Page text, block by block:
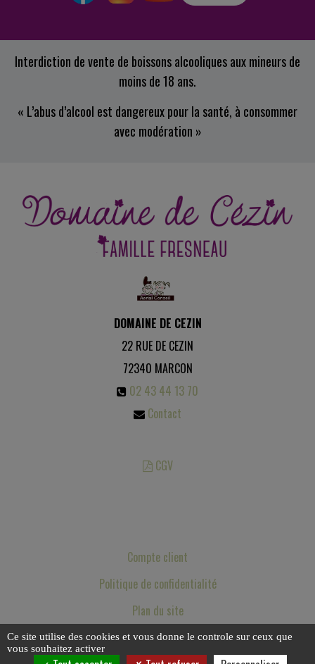
Interdiction de vente de boissons alcooliques aux mineurs de
moins de 18 ans.
« L’abus d’alcool est dangereux pour la santé, à consommer
avec modération »
DOMAINE DE CEZIN
22 RUE DE CEZIN
72340 MARCON
02 43 44 13 70
Contact
CGV
Compte client
Politique de confidentialité
Plan du site
Mentions légales
Ce site utilise des cookies et vous donne le controle sur ceux que
vous souhaitez activer